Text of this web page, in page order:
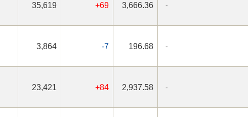
35,619 +69 3,666.36 -
3,864 -7 196.68 -
23,421 +84 2,937.58 -